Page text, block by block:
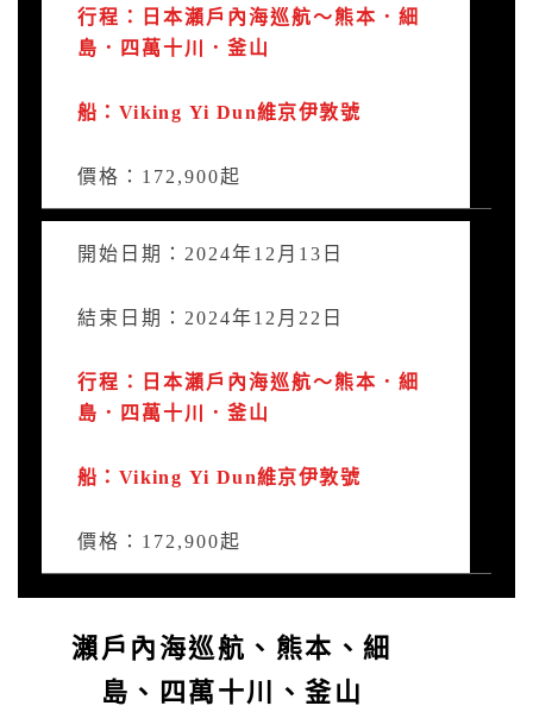
行程：日本瀨戶內海巡航～熊本．細
島．四萬十川．釜山
船：Viking Yi Dun維京伊敦號
價格：172,900起
開始日期：2024年12月13日
結束日期：2024年12月22日
行程：日本瀨戶內海巡航～熊本．細
島．四萬十川．釜山
船：Viking Yi Dun維京伊敦號
價格：172,900起
瀨戶內海巡航、熊本、細
島、四萬十川、釜山